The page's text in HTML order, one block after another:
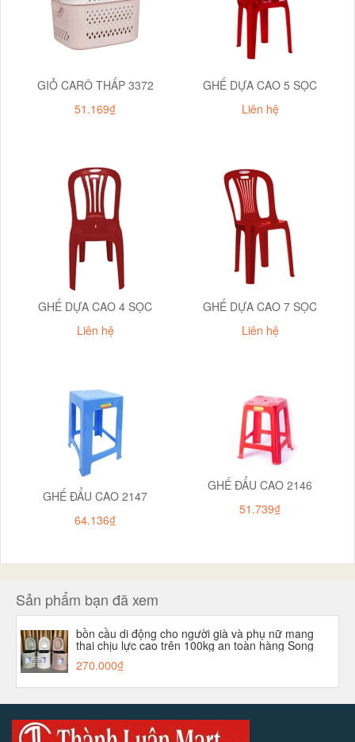
GIỎ CARÔ THẤP 3372
51.169₫
GHẾ DỰA CAO 5 SỌC
Liên hệ
GHẾ DỰA CAO 4 SỌC
Liên hệ
GHẾ DỰA CAO 7 SỌC
Liên hệ
GHẾ ĐẨU CAO 2147
64.136₫
GHẾ ĐẨU CAO 2146
51.739₫
Sản phẩm bạn đã xem
bồn cầu di động cho người già và phụ nữ mang
thai chịu lực cao trên 100kg an toàn hàng Song
270.000₫